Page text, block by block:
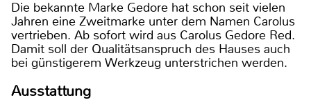
Die bekannte Marke Gedore hat schon seit vielen
Jahren eine Zweitmarke unter dem Namen Carolus
vertrieben. Ab sofort wird aus Carolus Gedore Red.
Damit soll der Qualitätsanspruch des Hauses auch
bei günstigerem Werkzeug unterstrichen werden.
Ausstattung